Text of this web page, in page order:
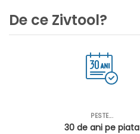
De ce Zivtool?
PESTE...
30 de ani pe piata